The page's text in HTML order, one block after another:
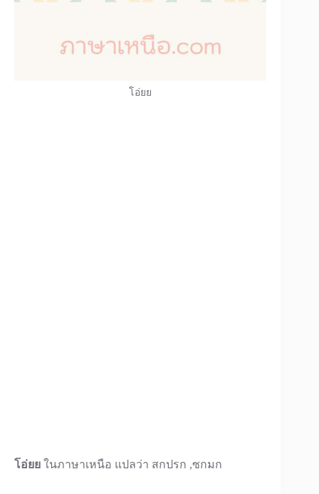
โอ่ยย
โอ่ยย ในภาษาเหนือ แปลว่า สกปรก ,ซกมก